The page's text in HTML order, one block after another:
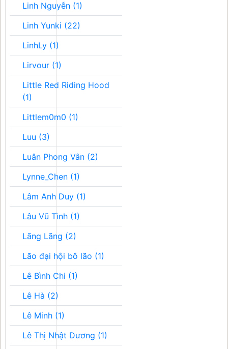
Linh Nguyễn (1)
Linh Yunki (22)
LinhLy (1)
Lirvour (1)
Little Red Riding Hood
(1)
Littlem0m0 (1)
Luu (3)
Luân Phong Vân (2)
Lynne_Chen (1)
Lâm Anh Duy (1)
Lâu Vũ Tình (1)
Lãng Lãng (2)
Lão đại hội bô lão (1)
Lê Bình Chi (1)
Lê Hà (2)
Lê Minh (1)
Lê Thị Nhật Dương (1)